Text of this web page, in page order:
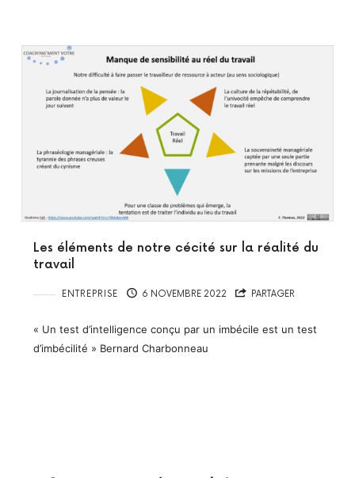
Les éléments de notre cécité sur la réalité du
travail
ENTREPRISE 6 NOVEMBRE 2022 PARTAGER
« Un test d’intelligence conçu par un imbécile est un test
d’imbécilité » Bernard Charbonneau